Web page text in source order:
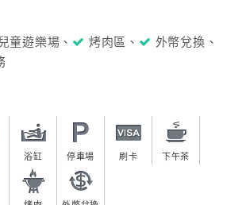
兒童遊樂場、 烤肉區、
外幣兌換、
浴缸 停車場 刷卡 下午茶